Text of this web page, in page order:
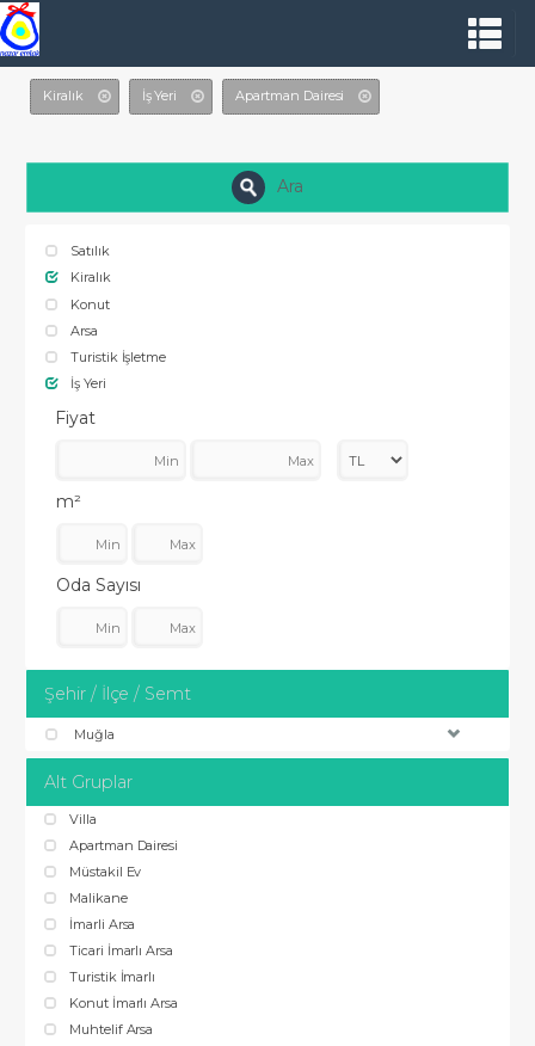
Kiralık İş Yeri Apartman Dairesi
Ara
Satılık
Kiralık
Konut
Arsa
Turistik İşletme
İş Yeri
Fiyat
m²
Oda Sayısı
Şehir / İlçe / Semt
Muğla
Alt Gruplar
Villa
Apartman Dairesi
Müstakil Ev
Malikane
İmarli Arsa
Ticari İmarlı Arsa
Turistik İmarlı
Konut İmarlı Arsa
Muhtelif Arsa